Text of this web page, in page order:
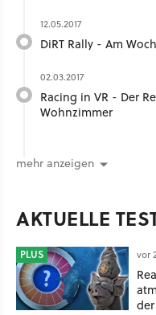
12.05.2017
DiRT Rally - Am
02.03.2017
Racing in VR - Der
Wohnzimmer
mehr anzeigen
AKTUELLE
PLUS vor